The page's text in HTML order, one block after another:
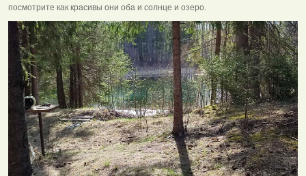
посмотрите как красивы они оба и солнце и озеро.